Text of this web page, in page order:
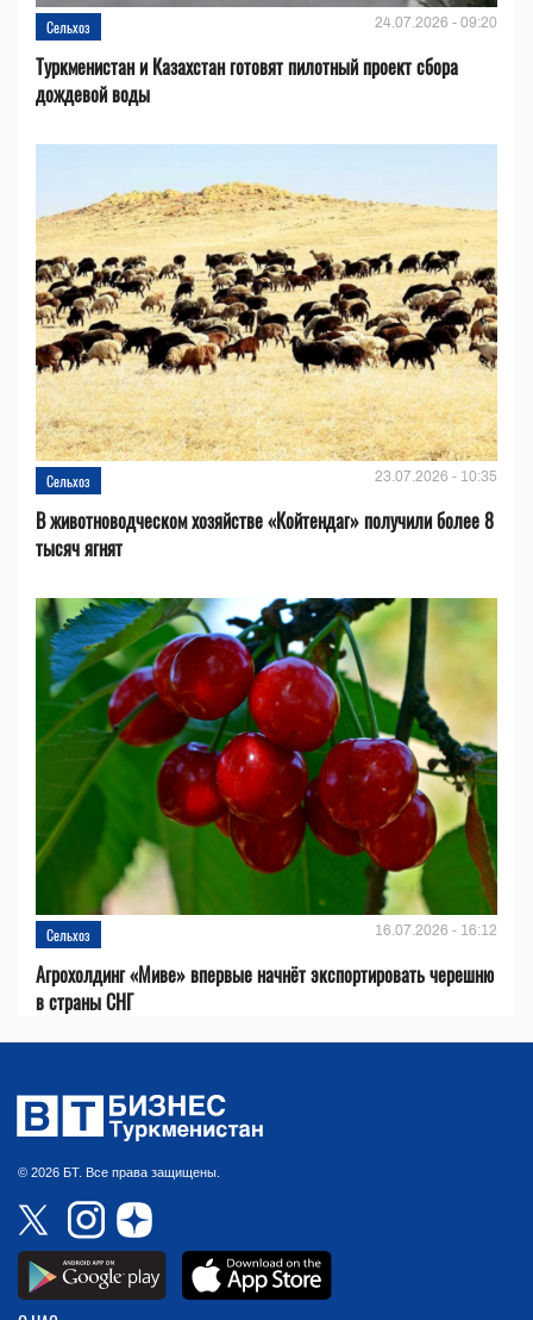
Сельхоз 24.07.2026 - 09:20
Туркменистан и Казахстан готовят пилотный проект сбора
дождевой воды
Сельхоз 23.07.2026 - 10:35
В животноводческом хозяйстве «Койтендаг» получили более 8
тысяч ягнят
Сельхоз 16.07.2026 - 16:12
Агрохолдинг «Миве» впервые начнёт экспортировать черешню
в страны СНГ
© 2026 БТ. Все права защищены.